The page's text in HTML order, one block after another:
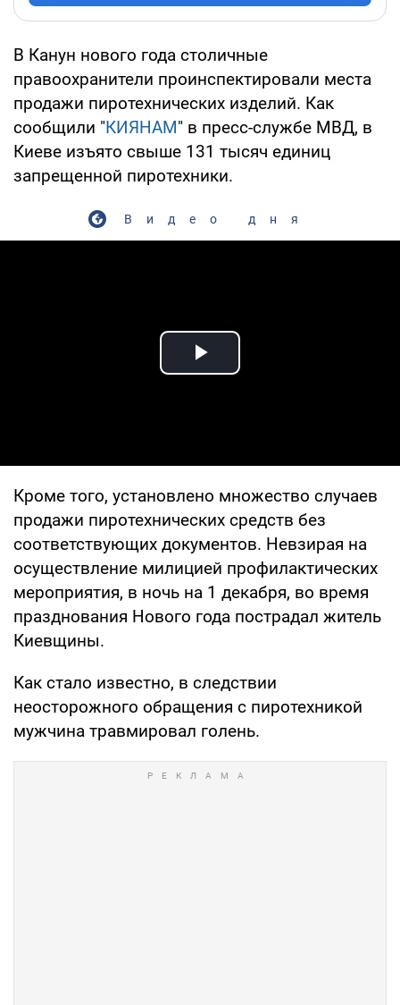
В Канун нового года столичные
правоохранители проинспектировали места
продажи пиротехнических изделий. Как
сообщили "КИЯНАМ" в пресс-службе МВД, в
Киеве изъято свыше 131 тысяч единиц
запрещенной пиротехники.
Видео дня
Play Video
Кроме того, установлено множество случаев
продажи пиротехнических средств без
соответствующих документов. Невзирая на
осуществление милицией профилактических
мероприятия, в ночь на 1 декабря, во время
празднования Нового года пострадал житель
Киевщины.
Как стало известно, в следствии
неосторожного обращения с пиротехникой
мужчина травмировал голень.